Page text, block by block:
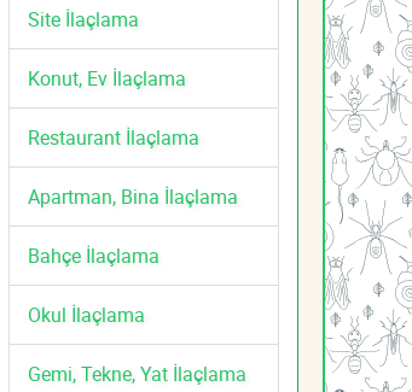
Site İlaçlama
Konut, Ev İlaçlama
Restaurant İlaçlama
Apartman, Bina İlaçlama
Bahçe İlaçlama
Okul İlaçlama
Gemi, Tekne, Yat İlaçlama